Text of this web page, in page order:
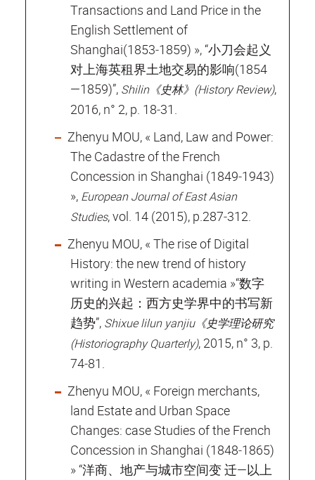
Transactions and Land Price in the
English Settlement of
Shanghai(1853‐1859) », “小刀会起义
对上海英租界土地交易的影响(1854
—1859)”, Shilin《史林》(History Review),
2016, n° 2, p. 18‐31.
Zhenyu MOU, « Land, Law and Power:
The Cadastre of the French
Concession in Shanghai (1849‐1943)
», European Journal of East Asian
Studies, vol. 14 (2015), p.287‐312.
Zhenyu MOU, « The rise of Digital
History: the new trend of history
writing in Western academia »“数字
历史的兴起：西方史学界中的书写新
趋势”, Shixue lilun yanjiu《史学理论研究
(Historiography Quarterly), 2015, n° 3, p.
74‐81.
Zhenyu MOU, « Foreign merchants,
land Estate and Urban Space
Changes: case Studies of the French
Concession in Shanghai (1848‐1865)
» “洋商、地产与城市空间变 迁—以上